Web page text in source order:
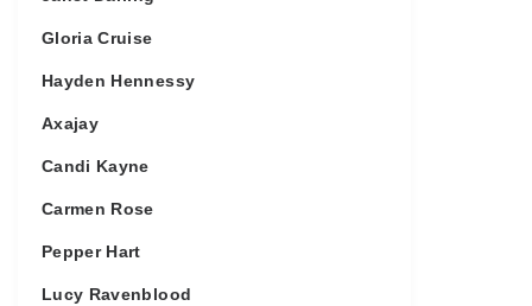
Gloria Cruise
Hayden Hennessy
Axajay
Candi Kayne
Carmen Rose
Pepper Hart
Lucy Ravenblood